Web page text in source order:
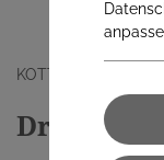
KOTTAS PHARMA
Dr. Kottas